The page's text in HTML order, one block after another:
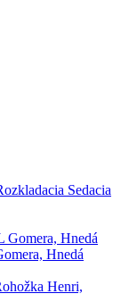
Sedacia
Hnedá
Henri,